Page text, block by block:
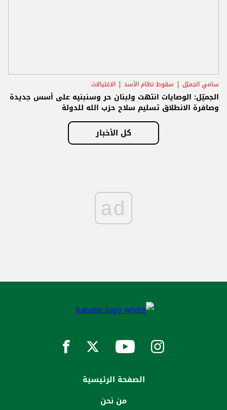
سامي الجميّل سقوط نظام الأسد الاغتيالات
الجميّل: الوصايات انتهت ولبنان حر وسنبنيه على أسس جديدة
وصافرة الانطلاق تسليم سلاح حزب الله للدولة
كل الأخبار
ad
الصفحة الرئيسية
من نحن